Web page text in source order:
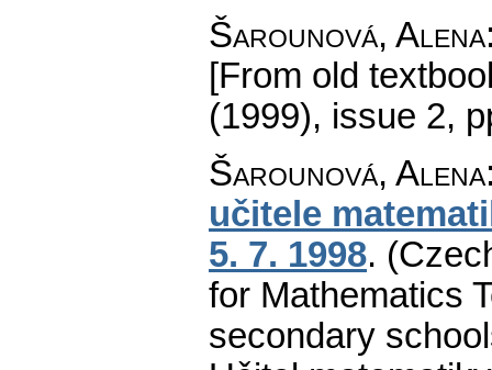
Šarounová, Alena
[From old
(1999), issue 2,
Šarounová, Alena
učitele
5. 7. 1998.
for Mathematics
secondary